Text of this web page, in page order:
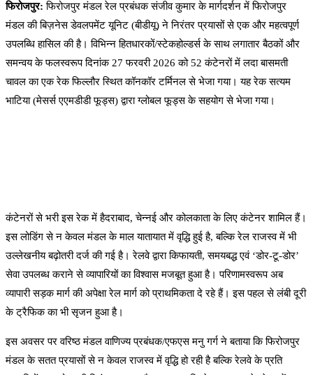
फिरोजपुर: फिरोजपुर मंडल रेल प्रबंधक संजीव कुमार के मार्गदर्शन में फिरोजपुर
मंडल की बिज़नेस डेवलपमेंट यूनिट (बीडीयू) ने निरंतर प्रयासों से एक और महत्वपूर्ण
उपलब्धि हासिल की है। विभिन्न हितधारकों/स्टेकहोल्डर्स के साथ लगातार बैठकों और
समन्वय के फलस्वरूप दिनांक 27 फरवरी 2026 को 52 कंटेनरों में लदा बासमती
चावल का एक रेक फिल्लौर स्थित कॉनकॉर टर्मिनल से भेजा गया। यह रेक सत्यम
भाटिया (मेसर्स एएमडीडी फूड्स) द्वारा ग्लोबल फूड्स के सहयोग से भेजा गया।
कंटेनरों से भरी इस रेक में हैदराबाद, चेन्नई और कोलकाता के लिए कंटेनर शामिल हैं।
इस लोडिंग से न केवल मंडल के माल यातायात में वृद्धि हुई है, बल्कि रेल राजस्व में भी
उल्लेखनीय बढ़ोतरी दर्ज की गई है। रेलवे द्वारा किफायती, समयबद्ध एवं ‘डोर-टू-डोर’
सेवा उपलब्ध कराने से व्यापारियों का विश्वास मजबूत हुआ है। परिणामस्वरूप अब
व्यापारी सड़क मार्ग की अपेक्षा रेल मार्ग को प्राथमिकता दे रहे हैं। इस पहल से लंबी दूरी
के ट्रैफिक का भी सृजन हुआ है।
इस अवसर पर वरिष्ठ मंडल वाणिज्य प्रबंधक/एफएस मनु गर्ग ने बताया कि फिरोजपुर
मंडल के सतत प्रयासों से न केवल राजस्व में वृद्धि हो रही है बल्कि रेलवे के प्रति